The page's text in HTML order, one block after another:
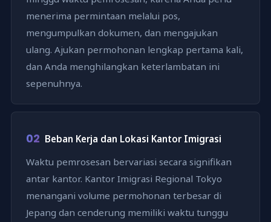
menerima permintaan melalui pos,
mengumpulkan dokumen, dan mengajukan
ulang. Ajukan permohonan lengkap pertama kali,
dan Anda menghilangkan keterlambatan ini
sepenuhnya.
02 Beban Kerja dan Lokasi Kantor Imigrasi
Waktu pemrosesan bervariasi secara signifikan
antar kantor. Kantor Imigrasi Regional Tokyo
menangani volume permohonan terbesar di
Jepang dan cenderung memiliki waktu tunggu